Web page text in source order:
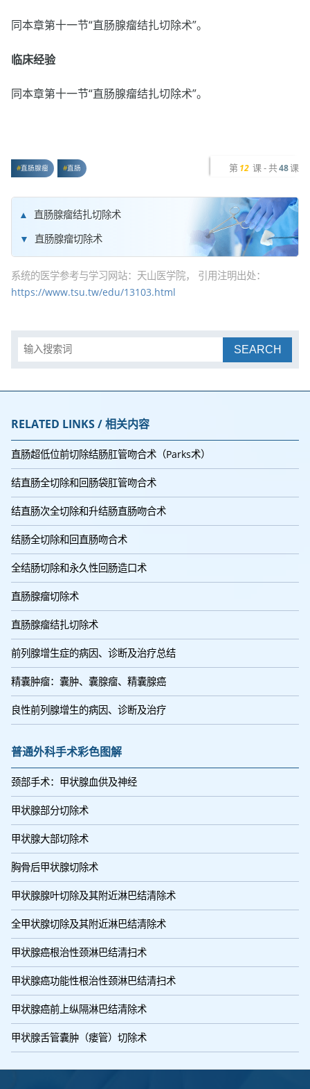
同本章第十一节“直肠腺瘤结扎切除术”。
临床经验
同本章第十一节“直肠腺瘤结扎切除术”。
直肠腺瘤 直肠 第 12 课 - 共48课
直肠腺瘤结扎切除术
直肠腺瘤切除术
系统的医学参考与学习网站：天山医学院， 引用注明出处：
https://www.tsu.tw/edu/13103.html
SEARCH
RELATED LINKS / 相关内容
直肠超低位前切除结肠肛管吻合术（Parks术）
结直肠全切除和回肠袋肛管吻合术
结直肠次全切除和升结肠直肠吻合术
结肠全切除和回直肠吻合术
全结肠切除和永久性回肠造口术
直肠腺瘤切除术
直肠腺瘤结扎切除术
前列腺增生症的病因、诊断及治疗总结
精囊肿瘤：囊肿、囊腺瘤、精囊腺癌
良性前列腺增生的病因、诊断及治疗
普通外科手术彩色图解
颈部手术：甲状腺血供及神经
甲状腺部分切除术
甲状腺大部切除术
胸骨后甲状腺切除术
甲状腺腺叶切除及其附近淋巴结清除术
全甲状腺切除及其附近淋巴结清除术
甲状腺癌根治性颈淋巴结清扫术
甲状腺癌功能性根治性颈淋巴结清扫术
甲状腺癌前上纵隔淋巴结清除术
甲状腺舌管囊肿（瘘管）切除术